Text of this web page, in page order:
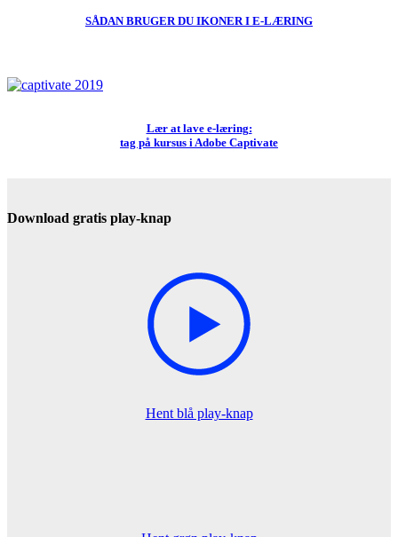
SÅDAN BRUGER DU IKONER I E-LÆRING
Lær at lave e-læring:
tag på kursus i Adobe Captivate
Download gratis play-knap
Hent blå play-knap